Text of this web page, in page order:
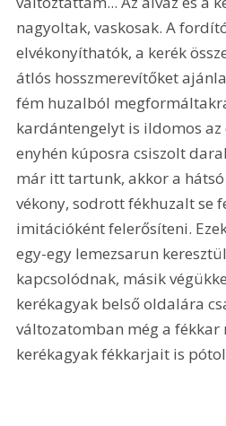
nagyoltak, vaskosak. A
elvékonyíthatók, a kerék
átlós hosszmerevítőket
fém huzalból
kardántengelyt is ildomos
enyhén kúposra csiszolt
már itt tartunk, akkor a hátsó
vékony, sodrott fékhuzalt se
imitációként felerősíteni.
egy-egy lemezsarun
kapcsolódnak, másik
kerékagyak belső oldalára
változatomban még a fékkar
kerékagyak fékkarjait is